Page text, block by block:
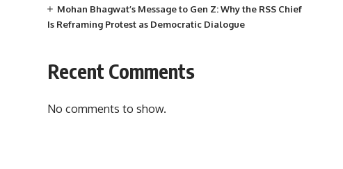
Mohan Bhagwat’s Message to Gen Z: Why the RSS Chief
Is Reframing Protest as Democratic Dialogue
Recent Comments
No comments to show.